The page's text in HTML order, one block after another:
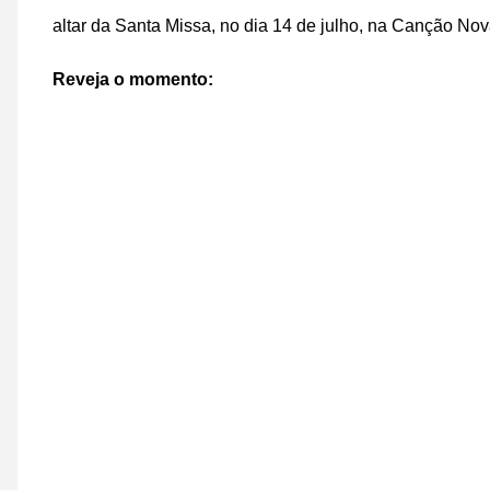
altar da Santa Missa, no dia 14 de julho, na Canção
Reveja o momento: